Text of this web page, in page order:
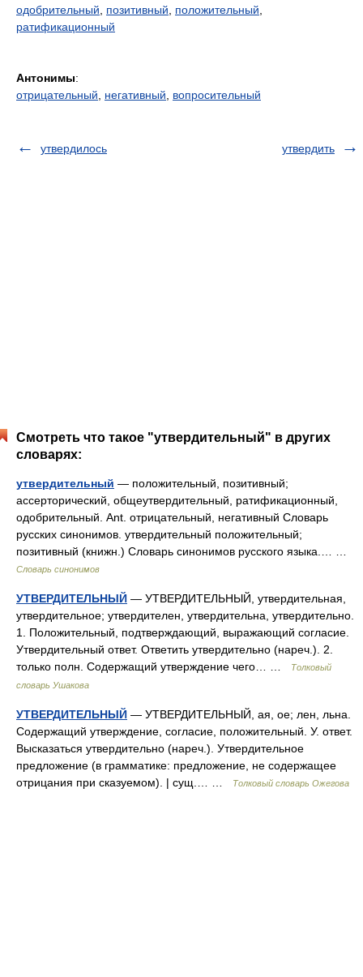
одобрительный
позитивный положительный
ратификационный
Антонимы:
отрицательный
негативный вопросительный
утвердилось утвердить
Смотреть что такое "утвердительный" в других
словарях:
утвердительный — положительный, позитивный;
ассерторический, общеутвердительный, ратификационный,
одобрительный. Ant. отрицательный, негативный Словарь
русских синонимов. утвердительный положительный;
позитивный (книжн.) Словарь синонимов русского языка.… …
Словарь синонимов
УТВЕРДИТЕЛЬНЫЙ — УТВЕРДИТЕЛЬНЫЙ, утвердительная,
утвердительное; утвердителен, утвердительна, утвердительно.
1. Положительный, подтверждающий, выражающий согласие.
Утвердительный ответ. Ответить утвердительно (нареч.). 2.
только полн. Содержащий утверждение чего… …
Толковый
словарь Ушакова
УТВЕРДИТЕЛЬНЫЙ — УТВЕРДИТЕЛЬНЫЙ, ая, ое; лен, льна.
Содержащий утверждение, согласие, положительный. У. ответ.
Высказаться утвердительно (нареч.). Утвердительное
предложение (в грамматике: предложение, не содержащее
отрицания при сказуемом). | сущ.… …
Толковый словарь Ожегова